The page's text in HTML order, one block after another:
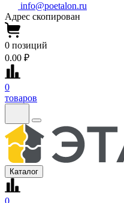
info@poetalon.ru
Адрес скопирован
0 позиций
0.00 ₽
0
товаров
Каталог
0